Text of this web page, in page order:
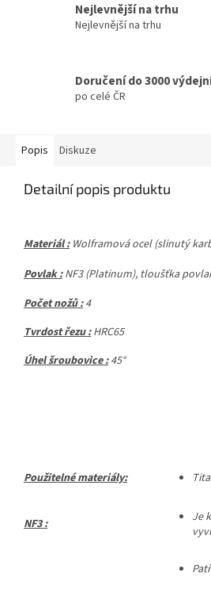
Nejlevnější na trhu
Nejlevnější na trhu
Doručení do 3000
po celé ČR
Popis Diskuze
Detailní popis produktu
Materiál : Wolframová ocel (slinutý
Povlak :NF3 (Platinum), tloušťka
Počet nožů :4
Tvrdost řezu :HRC65
Úhel šroubovice :45°
Použitelné materiály:
NF3 : Je